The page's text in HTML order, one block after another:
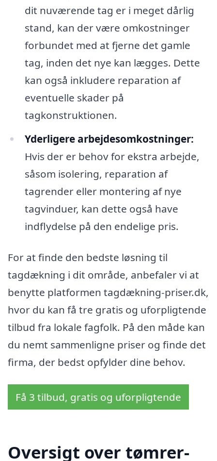
dit nuværende tag er i meget dårlig
stand, kan der være omkostninger
forbundet med at fjerne det gamle
tag, inden det nye kan lægges. Dette
kan også inkludere reparation af
eventuelle skader på
tagkonstruktionen.
Yderligere arbejdesomkostninger:
Hvis der er behov for ekstra arbejde,
såsom isolering, reparation af
tagrender eller montering af nye
tagvinduer, kan dette også have
indflydelse på den endelige pris.
For at finde den bedste løsning til
tagdækning i dit område, anbefaler vi at
benytte platformen tagdækning-priser.dk,
hvor du kan få tre gratis og uforpligtende
tilbud fra lokale fagfolk. På den måde kan
du nemt sammenligne priser og finde det
firma, der bedst opfylder dine behov.
Få 3 tilbud, gratis og uforpligtende
Oversigt over tømrer-